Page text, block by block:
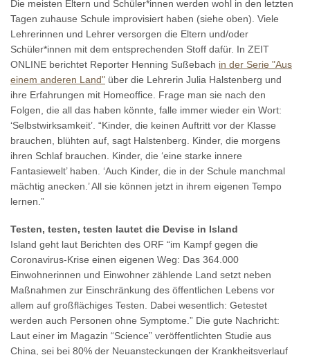
Die meisten Eltern und Schüler*innen werden wohl in den letzten
Tagen zuhause Schule improvisiert haben (siehe oben). Viele
Lehrerinnen und Lehrer versorgen die Eltern und/oder
Schüler*innen mit dem entsprechenden Stoff dafür. In ZEIT
ONLINE berichtet Reporter Henning Sußebach in der Serie "Aus
einem anderen Land" über die Lehrerin Julia Halstenberg und
ihre Erfahrungen mit Homeoffice. Frage man sie nach den
Folgen, die all das haben könnte, falle immer wieder ein Wort:
‘Selbstwirksamkeit’. “Kinder, die keinen Auftritt vor der Klasse
brauchen, blühten auf, sagt Halstenberg. Kinder, die morgens
ihren Schlaf brauchen. Kinder, die ‘eine starke innere
Fantasiewelt’ haben. ‘Auch Kinder, die in der Schule manchmal
mächtig anecken.’ All sie können jetzt in ihrem eigenen Tempo
lernen.”
Testen, testen, testen lautet die Devise in Island
Island geht laut Berichten des ORF “im Kampf gegen die
Coronavirus-Krise einen eigenen Weg: Das 364.000
Einwohnerinnen und Einwohner zählende Land setzt neben
Maßnahmen zur Einschränkung des öffentlichen Lebens vor
allem auf großflächiges Testen. Dabei wesentlich: Getestet
werden auch Personen ohne Symptome.” Die gute Nachricht:
Laut einer im Magazin “Science” veröffentlichten Studie aus
China, sei bei 80% der Neuansteckungen der Krankheitsverlauf